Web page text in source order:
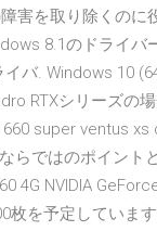
害を取り除くのに
8.1のドライバ
イバ. Windows 10
RTXシリーズの
super ventus xs
らではのポイント
4G NVIDIA
枚を予定していま